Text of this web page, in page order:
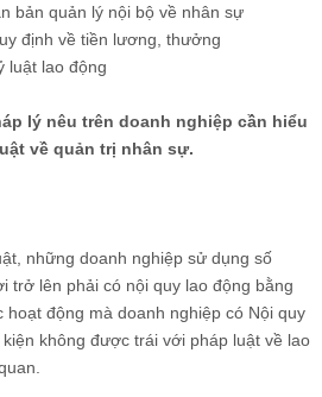
bản quản lý nội bộ về nhân sự
định về tiền lương, thưởng
luật lao động
lý nêu trên doanh nghiệp cần hiểu
về quản trị nhân sự.
những doanh nghiệp sử dụng số
trở lên phải có nội quy lao động bằng
động mà doanh nghiệp có Nội quy
không được trái với pháp luật về lao